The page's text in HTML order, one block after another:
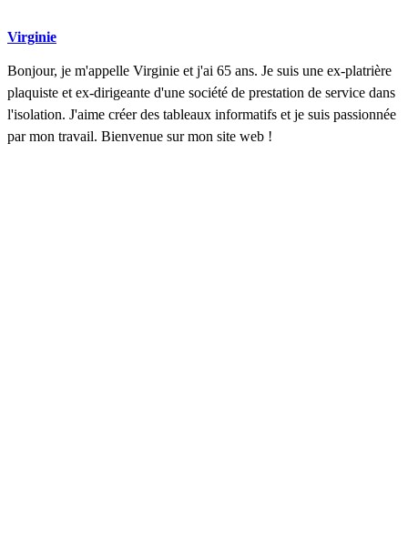
Virginie
Bonjour, je m'appelle Virginie et j'ai 65 ans. Je suis une ex-platrière
plaquiste et ex-dirigeante d'une société de prestation de service dans
l'isolation. J'aime créer des tableaux informatifs et je suis passionnée
par mon travail. Bienvenue sur mon site web !